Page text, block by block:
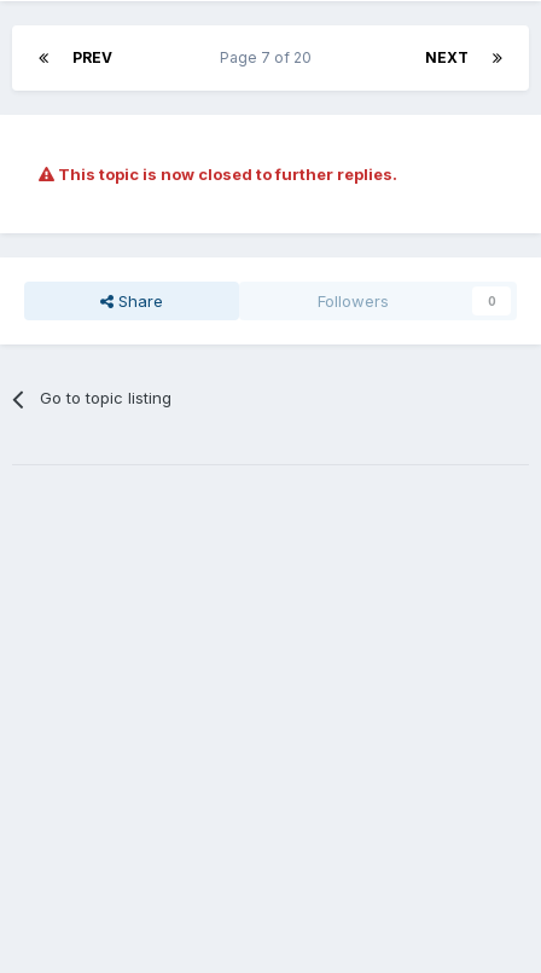
PREV NEXT
Page 7 of 20
This topic is now closed to further replies.
Share Followers 0
Go to topic listing